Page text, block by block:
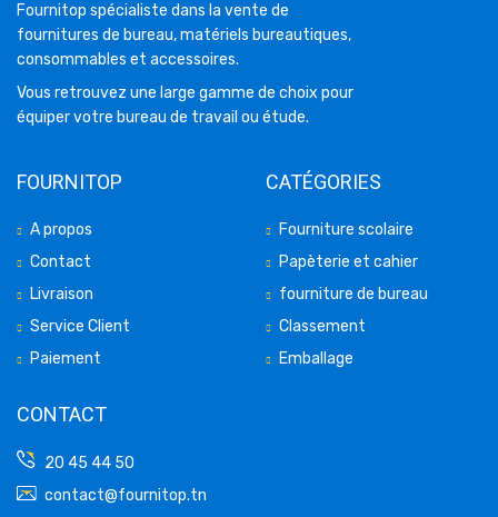
Fournitop spécialiste dans la vente de
fournitures de bureau, matériels bureautiques,
consommables et accessoires.
Vous retrouvez une large gamme de choix pour
équiper votre bureau de travail ou étude.
FOURNITOP
A propos
Contact
Livraison
Service Client
Paiement
CATÉGORIES
Fourniture scolaire
Papèterie et cahier
fourniture de bureau
Classement
Emballage
CONTACT
20 45 44 50
contact@fournitop.tn